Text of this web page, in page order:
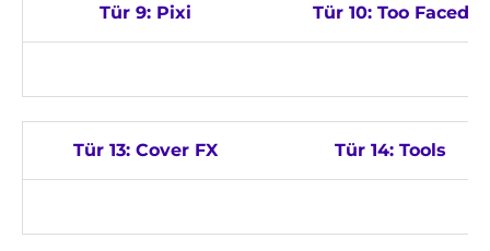
Tür 9: Pixi Tür 10: Too Faced
Tür 13: Cover FX Tür 14: Tools